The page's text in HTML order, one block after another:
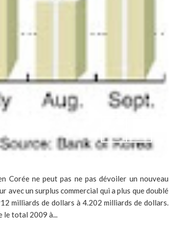
Corée ne peut pas ne pas dévoiler un nouveau
avec un surplus commercial qui a plus que doublé
milliards de dollars à 4.202 milliards de dollars.
le total 2009 à...